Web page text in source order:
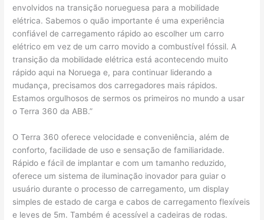
envolvidos na transição norueguesa para a mobilidade
elétrica. Sabemos o quão importante é uma experiência
confiável de carregamento rápido ao escolher um carro
elétrico em vez de um carro movido a combustível fóssil. A
transição da mobilidade elétrica está acontecendo muito
rápido aqui na Noruega e, para continuar liderando a
mudança, precisamos dos carregadores mais rápidos.
Estamos orgulhosos de sermos os primeiros no mundo a usar
o Terra 360 da ABB.”
O Terra 360 oferece velocidade e conveniência, além de
conforto, facilidade de uso e sensação de familiaridade.
Rápido e fácil de implantar e com um tamanho reduzido,
oferece um sistema de iluminação inovador para guiar o
usuário durante o processo de carregamento, um display
simples de estado de carga e cabos de carregamento flexíveis
e leves de 5m. Também é acessível a cadeiras de rodas.